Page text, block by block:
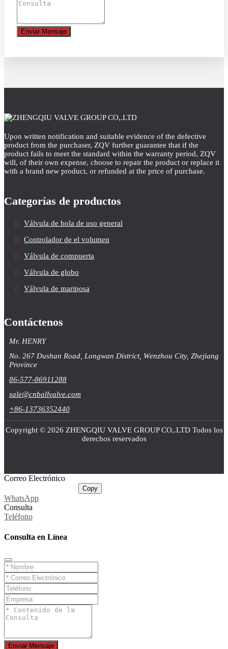
Enviar Mensaje
Upon written notification and suitable evidence of the defective
product from the purchaser, ZQV further guarantee that if the
product fails to meet the standard within the warranty period, ZQV
will, of their own expense, choose to repair the product or replace it
with a brand new product, or refunded at the price of purchase.
Categorías de productos
Válvula de bola de uso general
Controlador de el volumen
Válvula de compuerta
Válvula de globo
Válvula de mariposa
Contáctenos
Mr. HENRY
No. 267 Dushan Road, Longwan District, Wenzhou City, Zhejiang
Province
86-577-86911288
sale@cnballvalve.com
+86-13736352440
Copyright © 2026 ZHENGQIU VALVE GROUP CO,.LTD Todos los
derechos reservados
Correo Electrónico
Copy
WhatsApp
Consulta
Teléfono
Consulta en Línea
Enviar Mensaje